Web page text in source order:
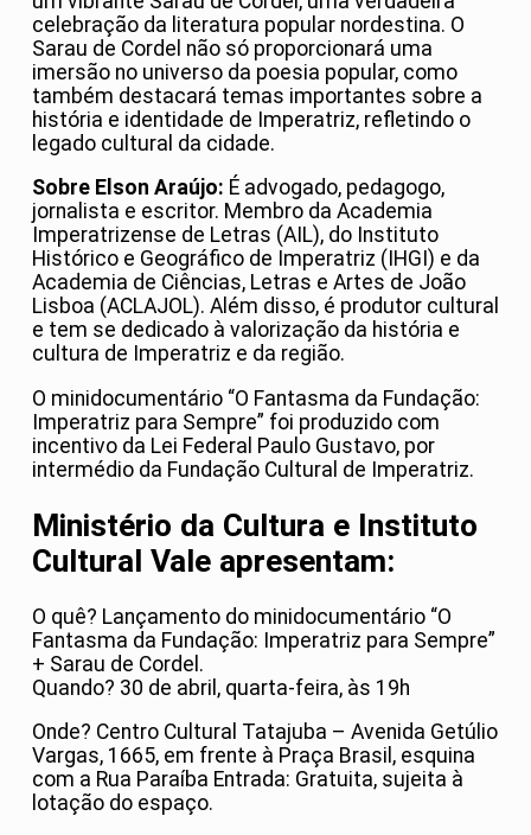
celebração da literatura popular nordestina. O
Sarau de Cordel não só proporcionará uma
imersão no universo da poesia popular, como
também destacará temas importantes sobre a
história e identidade de Imperatriz, refletindo o
legado cultural da cidade.
Sobre Elson Araújo: É advogado, pedagogo,
jornalista e escritor. Membro da Academia
Imperatrizense de Letras (AIL), do Instituto
Histórico e Geográfico de Imperatriz (IHGI) e da
Academia de Ciências, Letras e Artes de João
Lisboa (ACLAJOL). Além disso, é produtor cultural
e tem se dedicado à valorização da história e
cultura de Imperatriz e da região.
O minidocumentário “O Fantasma da Fundação:
Imperatriz para Sempre” foi produzido com
incentivo da Lei Federal Paulo Gustavo, por
intermédio da Fundação Cultural de Imperatriz.
Ministério da Cultura e Instituto
Cultural Vale apresentam:
O quê? Lançamento do minidocumentário “O
Fantasma da Fundação: Imperatriz para Sempre”
+ Sarau de Cordel.
Quando? 30 de abril, quarta-feira, às 19h
Onde? Centro Cultural Tatajuba – Avenida Getúlio
Vargas, 1665, em frente à Praça Brasil, esquina
com a Rua Paraíba Entrada: Gratuita, sujeita à
lotação do espaço.